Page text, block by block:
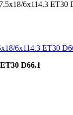
6x114.3 ET30
D66.1